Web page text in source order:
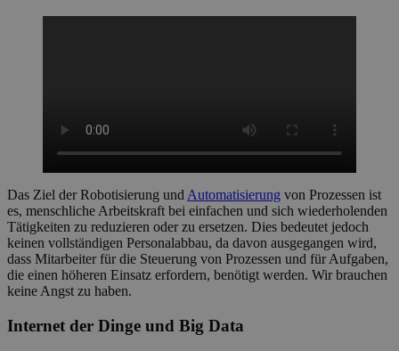
Das Ziel der Robotisierung und Automatisierung von Prozessen ist
es, menschliche Arbeitskraft bei einfachen und sich wiederholenden
Tätigkeiten zu reduzieren oder zu ersetzen. Dies bedeutet jedoch
keinen vollständigen Personalabbau, da davon ausgegangen wird,
dass Mitarbeiter für die Steuerung von Prozessen und für Aufgaben,
die einen höheren Einsatz erfordern, benötigt werden. Wir brauchen
keine Angst zu haben.
Internet der Dinge und Big Data